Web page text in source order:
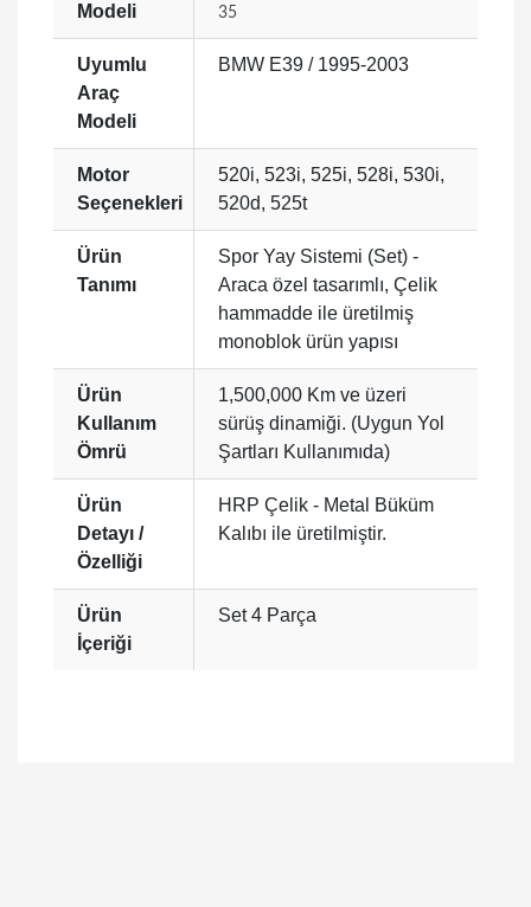
Modeli
35
Uyumlu
Araç
Modeli
BMW E39 / 1995-2003
Motor
Seçenekleri
520i, 523i, 525i, 528i, 530i,
520d, 525t
Ürün
Tanımı
Spor Yay Sistemi (Set) -
Araca özel tasarımlı, Çelik
hammadde ile üretilmiş
monoblok ürün yapısı
Ürün
Kullanım
Ömrü
1,500,000 Km ve üzeri
sürüş dinamiği. (Uygun Yol
Şartları Kullanımıda)
Ürün
Detayı /
Özelliği
HRP Çelik - Metal Büküm
Kalıbı ile üretilmiştir.
Ürün
İçeriği
Set 4 Parça